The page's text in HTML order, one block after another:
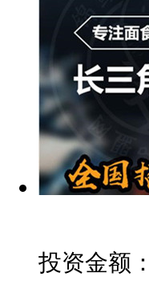
投资金额：